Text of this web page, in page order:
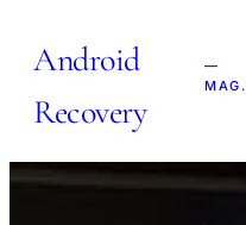
Android
Recovery
—
MAG.